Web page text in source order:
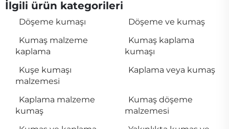
İlgili ürün kategorileri
Döşeme kumaşı
Döşeme ve kumaş
Kumaş malzeme
kaplama
Kumaş kaplama
kumaşı
Kuşe kumaşı
malzemesi
Kaplama veya kumaş
Kaplama malzeme
kumaş
Kumaş döşeme
malzemesi